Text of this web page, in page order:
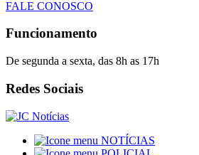
FALE CONOSCO
Funcionamento
De segunda a sexta, das 8h as 17h
Redes Sociais
NOTÍCIAS